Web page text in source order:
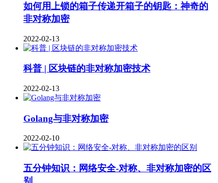
如何用上锁的箱子传递开箱子的钥匙：神奇的
非对称加密
2022-02-13
科普 | 区块链的非对称加密技术
2022-02-13
Golang与非对称加密
2022-02-10
五分钟知识：网络安全-对称、非对称加密的区
别